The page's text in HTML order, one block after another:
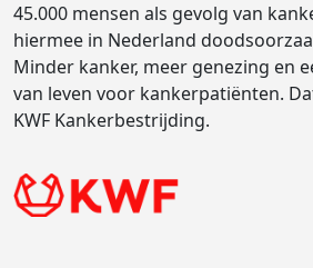
45.000 mensen als gevolg van
hiermee in Nederland
Minder kanker, meer genezing en
van leven voor kankerpatiënten.
KWF Kankerbestrijding.